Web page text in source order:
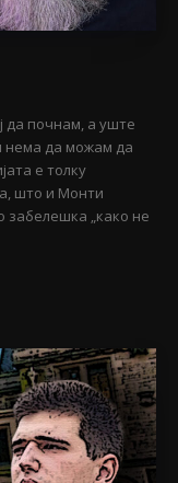
да почнам, а уште
нема да можам да
што и Монти
забелешка „како не